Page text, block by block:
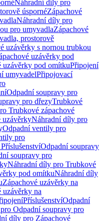
Náhradní díly pro
úspornéZápachové
Náhradní díly pro
pro umyvadlaZápachové
prostorově
uzávěrky s nornou trubkou
uzávěrky pod
uzávěrky pod omítkuPřipojení
umyvadelPřipojovací
Odpadní soupravy pro
pro dřezyTrubkové
Trubkové zápachové
uzávěrkyNáhradní díly pro
Odpadní ventily pro
pro
Odpadní soupravy
soupravy pro
Náhradní díly pro Trubkové
pod omítkuNáhradní díly
Zápachové uzávěrky na
na
PříslušenstvíOdpadní
Odpadní soupravy pro
díly pro Zápachové